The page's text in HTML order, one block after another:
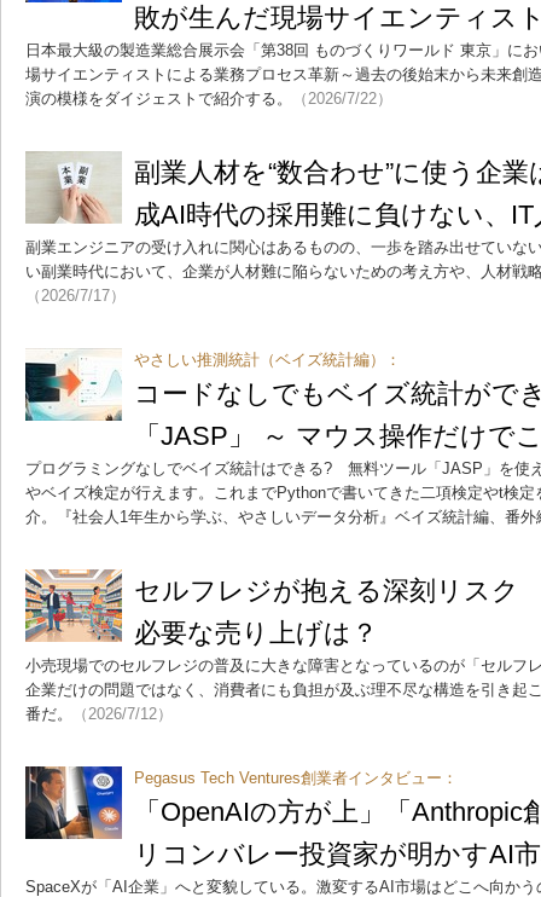
敗が生んだ現場サイエンティス
日本最大級の製造業総合展示会「第38回 ものづくりワールド 東京」に
場サイエンティストによる業務プロセス革新～過去の後始末から未来創
演の模様をダイジェストで紹介する。
（2026/7/22）
副業人材を“数合わせ”に使う企
成AI時代の採用難に負けない、
副業エンジニアの受け入れに関心はあるものの、一歩を踏み出せていな
い副業時代において、企業が人材難に陥らないための考え方や、人材戦
（2026/7/17）
やさしい推測統計（ベイズ統計編）：
コードなしでもベイズ統計がで
「JASP」 ～ マウス操作だけで
プログラミングなしでベイズ統計はできる? 無料ツール「JASP」を使
やベイズ検定が行えます。これまでPythonで書いてきた二項検定やt検
介。『社会人1年生から学ぶ、やさしいデータ分析』ベイズ統計編、番
セルフレジが抱える深刻リスク
必要な売り上げは？
小売現場でのセルフレジの普及に大きな障害となっているのが「セルフ
企業だけの問題ではなく、消費者にも負担が及ぶ理不尽な構造を引き起
番だ。
（2026/7/12）
Pegasus Tech Ventures創業者インタビュー：
「OpenAIの方が上」「
リコンバレー投資家が明かすAI
SpaceXが「AI企業」へと変貌している。激変するAI市場はどこへ向か